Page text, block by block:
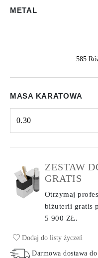
METAL
585
MASA KARATOWA
0.30
ZESTAW
GRATIS
Otrzymaj
biżuterii gratis
5 900 ZŁ.
Dodaj do listy życzeń
Darmowa dostawa do